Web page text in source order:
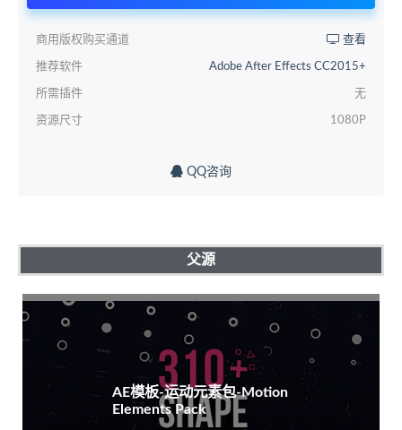
商用版权购买通道 查看
推荐软件 Adobe After Effects CC2015+
所需插件 无
资源尺寸 1080P
QQ咨询
父源
AE模板-运动元素包-Motion
Elements Pack